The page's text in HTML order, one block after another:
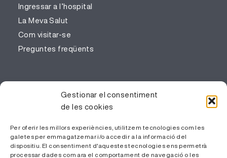
Gestionar el consentiment
de les cookies
Per oferir les millors experiències, utilitzem tecnologies com les
galetes per emmagatzemar i/o accedir a la informació del
dispositiu. El consentiment d'aquestes tecnologies ens permetrà
processar dades com ara el comportament de navegació o les
Ingressar a l’hospital
La Meva Salut
Com visitar-se
Preguntes freqüents
Gestió del coneixement
Àrea Privada